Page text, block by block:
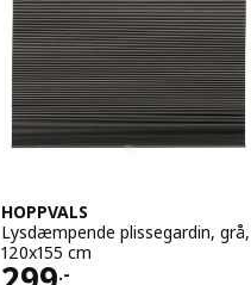
HOPPVALS
Lysdæmpende plissegardin, grå,
120x155 cm
.-